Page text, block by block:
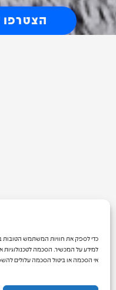
למידע על המכשיר. הסכמה לטכנולוגיות
אי הסכמה או ביטול הסכמה עלולים
הצטרפו